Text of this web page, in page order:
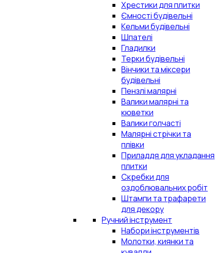
Хрестики для плитки
Ємності будівельні
Кельми будівельні
Шпателі
Гладилки
Терки будівельні
Вінчики та міксери
будівельні
Пензлі малярні
Валики малярні та
кюветки
Валики голчасті
Малярні стрічки та
плівки
Приладдя для укладання
плитки
Скребки для
оздоблювальних робіт
Штампи та трафарети
для декору
Ручний інструмент
Набори інструментів
Молотки, киянки та